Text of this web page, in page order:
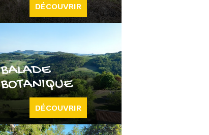
DÉCOUVRIR
BALADE
BOTANIQUE
DÉCOUVRIR